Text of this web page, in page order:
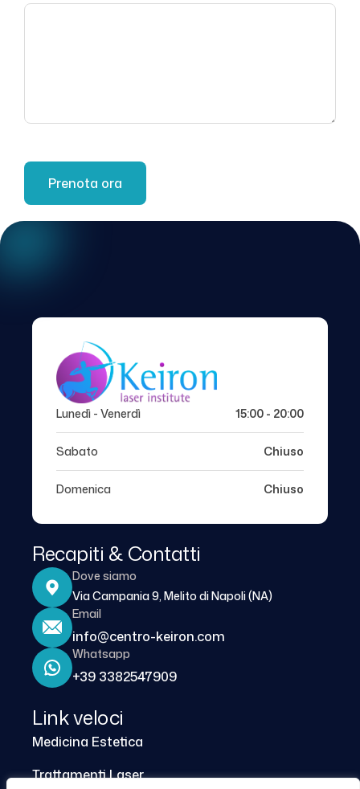
Lunedì - Venerdì 15:00 - 20:00
Sabato Chiuso
Domenica Chiuso
Recapiti & Contatti
Dove siamo
Via Campania 9, Melito di Napoli (NA)
Email
info@centro-keiron.com
Whatsapp
+39 3382547909
Link veloci
Medicina Estetica
Trattamenti Laser